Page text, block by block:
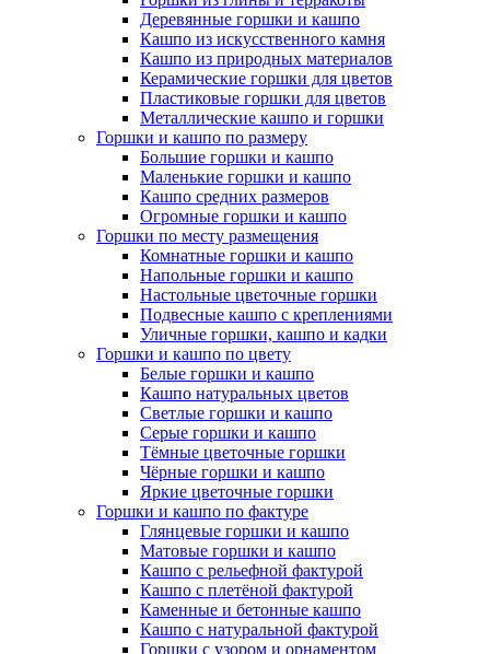
Деревянные горшки и кашпо
Кашпо из искусственного камня
Кашпо из природных материалов
Керамические горшки для цветов
Пластиковые горшки для цветов
Металлические кашпо и горшки
Горшки и кашпо по размеру
Большие горшки и кашпо
Маленькие горшки и кашпо
Кашпо средних размеров
Огромные горшки и кашпо
Горшки по месту размещения
Комнатные горшки и кашпо
Напольные горшки и кашпо
Настольные цветочные горшки
Подвесные кашпо с креплениями
Уличные горшки, кашпо и кадки
Горшки и кашпо по цвету
Белые горшки и кашпо
Кашпо натуральных цветов
Светлые горшки и кашпо
Серые горшки и кашпо
Тёмные цветочные горшки
Чёрные горшки и кашпо
Яркие цветочные горшки
Горшки и кашпо по фактуре
Глянцевые горшки и кашпо
Матовые горшки и кашпо
Кашпо с рельефной фактурой
Кашпо с плетёной фактурой
Каменные и бетонные кашпо
Кашпо с натуральной фактурой
Горшки с узором и орнаментом